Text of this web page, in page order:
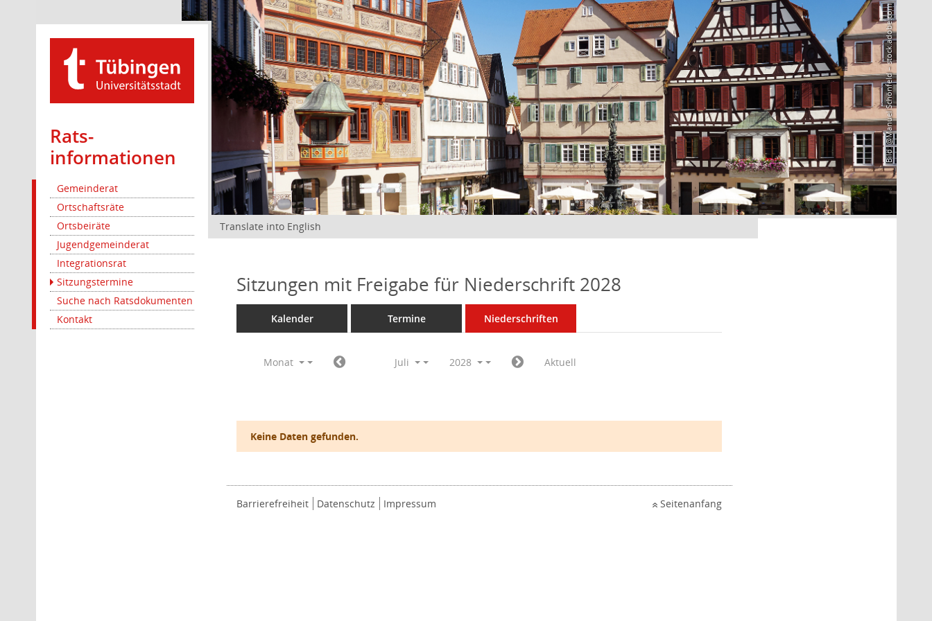
Rats­
informationen
Gemeinderat
Ortschaftsräte
Ortsbeiräte
Jugendgemeinderat
Integrationsrat
Sitzungstermine
Suche nach Ratsdokumenten
Kontakt
Bild: @Manuel Schönfeld – stock.adobe.com
Translate into English
Sitzungen mit Freigabe für Niederschrift 2028
Kalender Termine Niederschriften
Monat Juli 2028 Aktuell
Keine Daten gefunden.
Barrierefreiheit Datenschutz Impressum Seitenanfang